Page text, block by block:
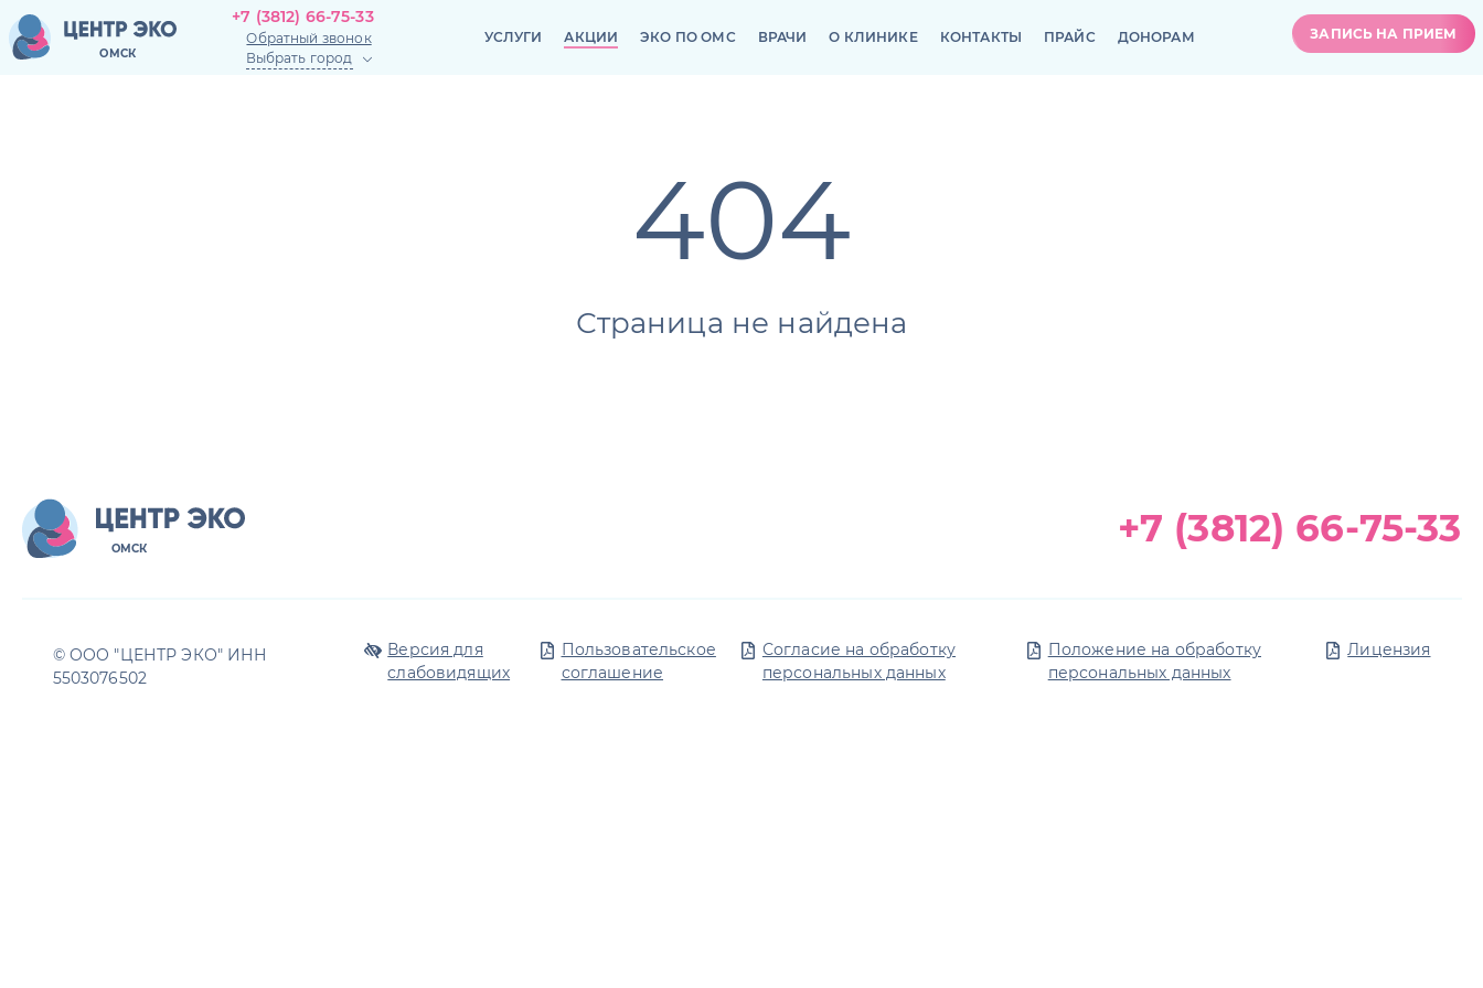
УСЛУГИ АКЦИИ ЭКО ПО ОМС ВРАЧИ О КЛИНИКЕ КОНТАКТЫ ПРАЙС ДОНОРАМ ЗАПИСЬ НА ПРИЕМ
+7 (3812) 66-75-33
Обратный звонок
ОМСК
УСЛУГИ АКЦИИ ЭКО ПО ОМС ВРАЧИ О КЛИНИКЕ КОНТАКТЫ ПРАЙС ДОНОРАМ ЗАПИСЬ НА ПРИЕМ
+7 (3812) 66-75-33
Обратный звонок
Выбрать город
404
Страница не найдена
ОМСК +7 (3812) 66-75-33
Версия для
слабовидящих
Пользовательское
соглашение
Согласие на обработку
персональных данных
Положение на обработку
персональных данных
Лицензия
© OOO "ЦЕНТР ЭКО" ИНН
5503076502